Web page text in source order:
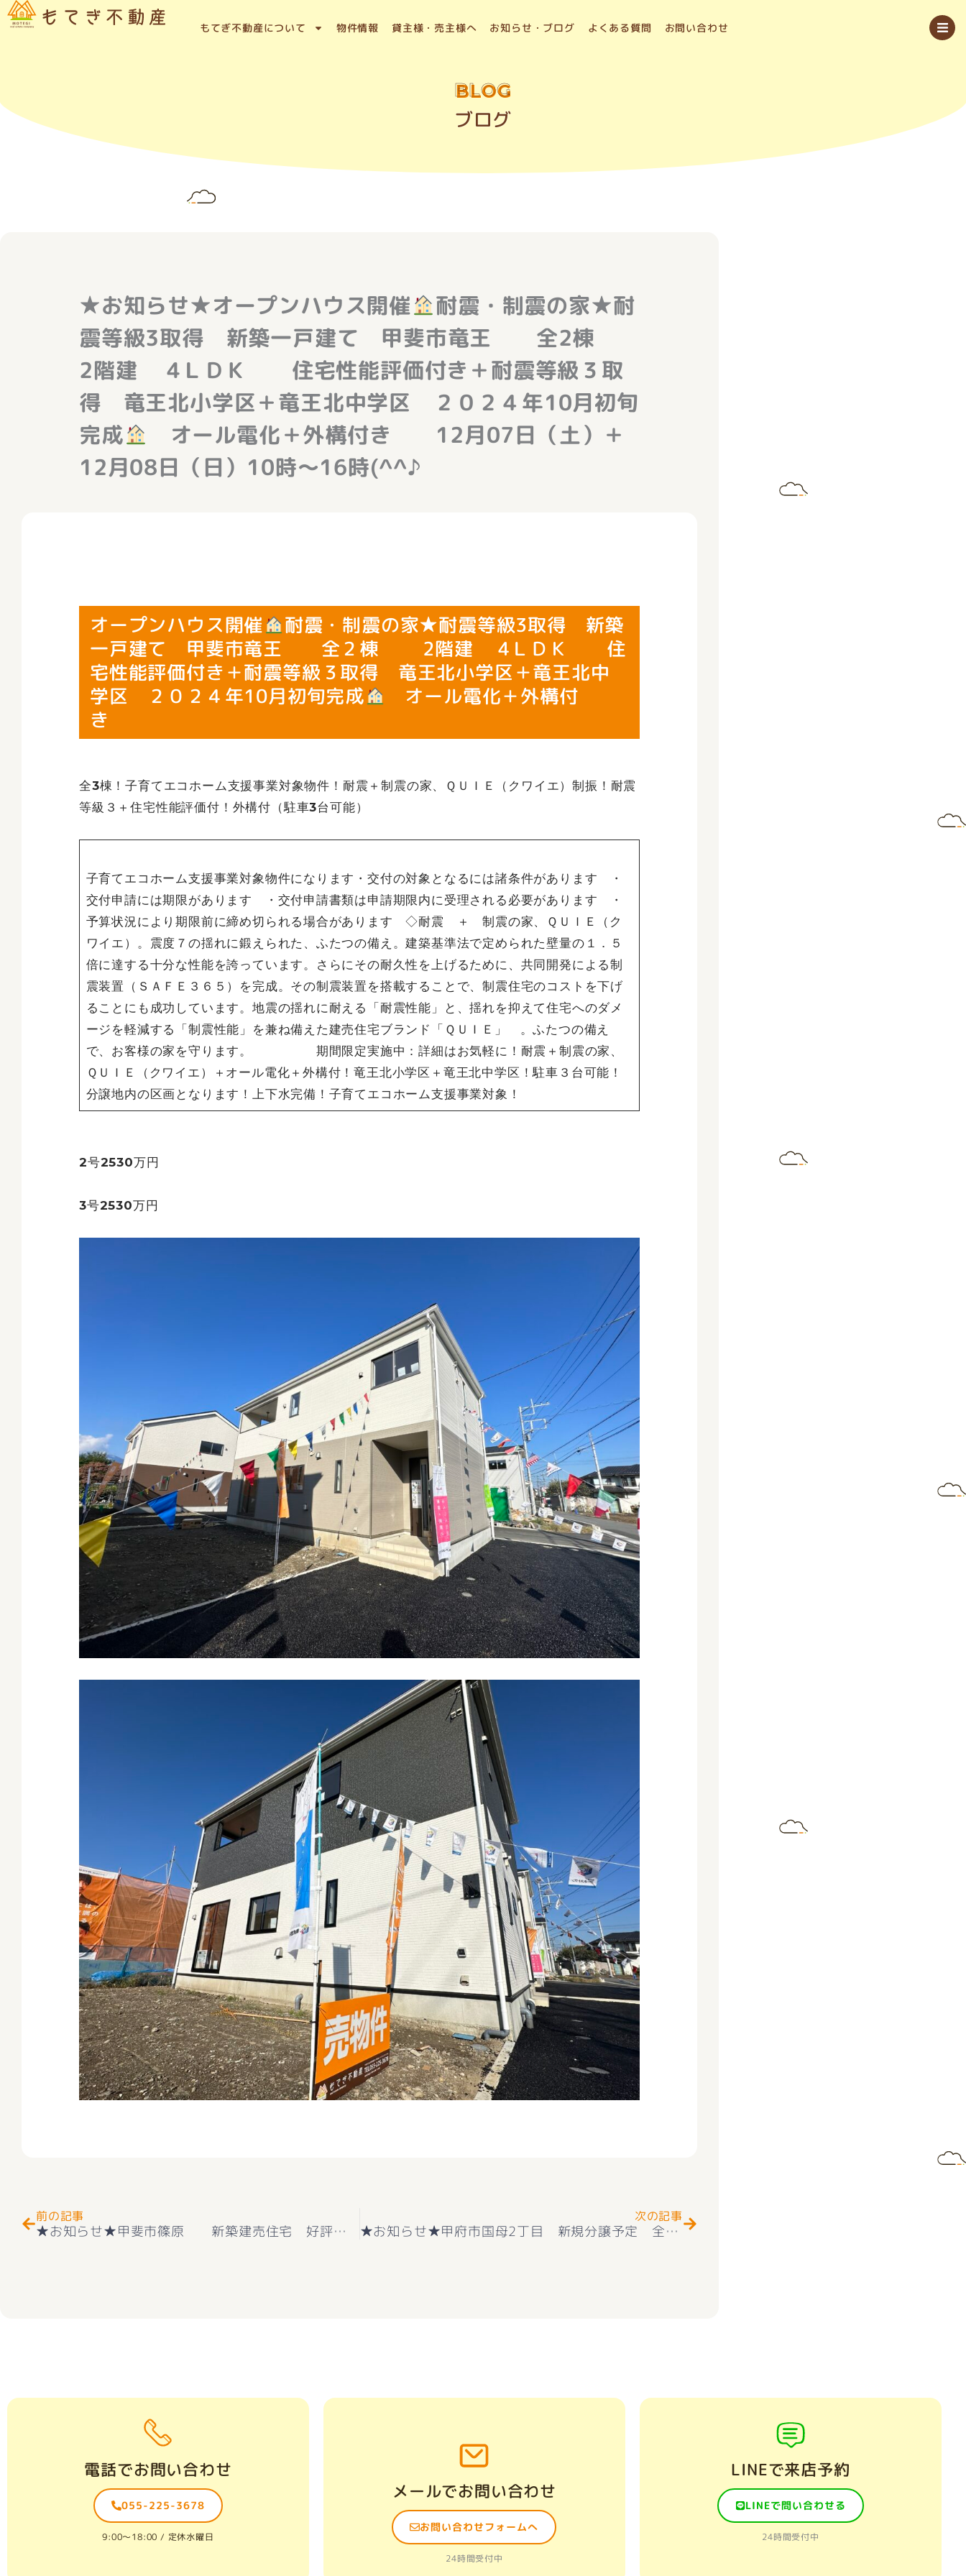
内
容
プ
もてぎ不動産について 物件情報 貸主様・売主様へ お知らせ・ブログ よくある質問 お問い合わせ
BLOG
ブログ
★お知らせ★オープンハウス開催
耐震・制震の家★耐
震等級3取得 新築一戸建て 甲斐市竜王 全2棟
2階建 4ＬＤＫ 住宅性能評価付き＋耐震等級３取
得 竜王北小学区＋竜王北中学区 ２０２４年10月初旬
完成
オール電化＋外構付き 12月07日（土）＋
12月08日（日）10時～16時(^^♪
オープンハウス開催
耐震・制震の家★耐震等級3取得 新築
一戸建て 甲斐市竜王 全２棟 2階建 4ＬＤＫ 住
宅性能評価付き＋耐震等級３取得 竜王北小学区＋竜王北中
学区 ２０２４年10月初旬完成
オール電化＋外構付
き
全3棟！子育てエコホーム支援事業対象物件！耐震＋制震の家、ＱＵＩＥ（クワイエ）制振！耐震
等級３＋住宅性能評価付！外構付（駐車3台可能）
子育てエコホーム支援事業対象物件になります・交付の対象となるには諸条件があります ・
交付申請には期限があります ・交付申請書類は申請期限内に受理される必要があります ・
予算状況により期限前に締め切られる場合があります ◇耐震 ＋ 制震の家、ＱＵＩＥ（ク
ワイエ）。震度７の揺れに鍛えられた、ふたつの備え。建築基準法で定められた壁量の１．５
倍に達する十分な性能を誇っています。さらにその耐久性を上げるために、共同開発による制
震装置（ＳＡＦＥ３６５）を完成。その制震装置を搭載することで、制震住宅のコストを下げ
ることにも成功しています。地震の揺れに耐える「耐震性能」と、揺れを抑えて住宅へのダメ
ージを軽減する「制震性能」を兼ね備えた建売住宅ブランド「ＱＵＩＥ」 。ふたつの備え
で、お客様の家を守ります。 期間限定実施中：詳細はお気軽に！耐震＋制震の家、
ＱＵＩＥ（クワイエ）＋オール電化＋外構付！竜王北小学区＋竜王北中学区！駐車３台可能！
分譲地内の区画となります！上下水完備！子育てエコホーム支援事業対象！
2号2530万円
3号2530万円
前の記事
★お知らせ★甲斐市篠原 新築建売住宅 好評販売中(^^♪
次の記事
★お知らせ★甲府市国母2丁目 新規分譲予定 全5区画
電話でお問い合わせ
055-225-3678
9:00〜18:00 / 定休水曜日
メールでお問い合わせ
お問い合わせフォームへ
24時間受付中
LINEで来店予約
LINEで問い合わせる
24時間受付中